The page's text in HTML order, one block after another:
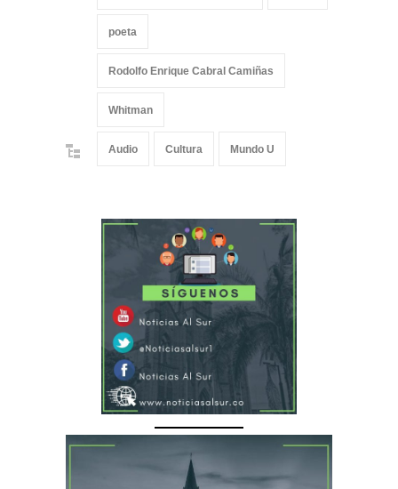
poeta
Rodolfo Enrique Cabral Camiñas
Whitman
Audio Cultura Mundo U